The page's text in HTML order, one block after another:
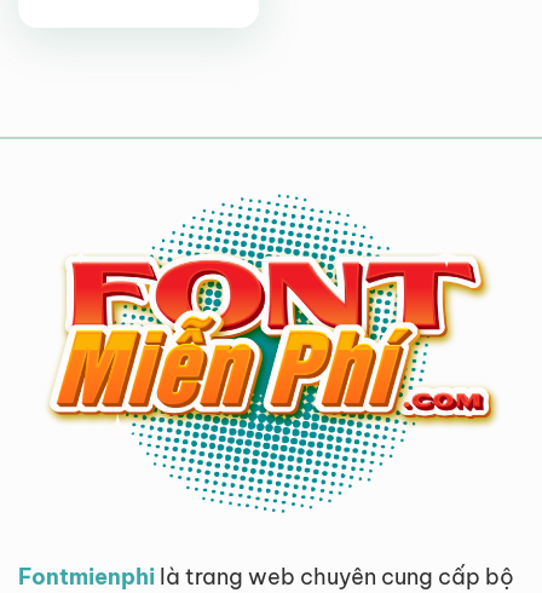
Fontmienphi là trang web chuyên cung cấp bộ